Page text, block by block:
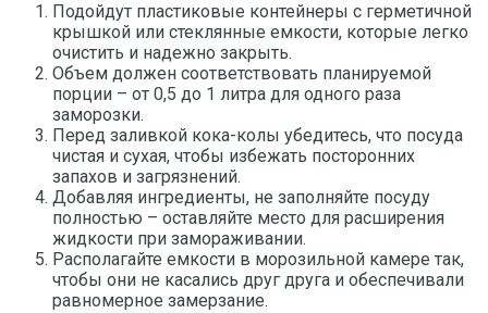
Подойдут пластиковые контейнеры с герметичной
крышкой или стеклянные емкости, которые легко
очистить и надежно закрыть.
Объем должен соответствовать планируемой
порции – от 0,5 до 1 литра для одного раза
заморозки.
Перед заливкой кока-колы убедитесь, что посуда
чистая и сухая, чтобы избежать посторонних
запахов и загрязнений.
Добавляя ингредиенты, не заполняйте посуду
полностью – оставляйте место для расширения
жидкости при замораживании.
Располагайте емкости в морозильной камере так,
чтобы они не касались друг друга и обеспечивали
равномерное замерзание.